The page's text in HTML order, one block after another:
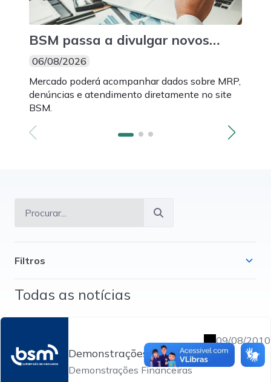
BSM passa a divulgar novos
indicadores mensais de suas
06/08/2026
Mercado poderá acompanhar dados sobre MRP,
denúncias e atendimento diretamente no site
BSM.
Filtros
Todas as notícias
09/08/2010
Demonstrações Financeiras
Demonstrações Financeiras